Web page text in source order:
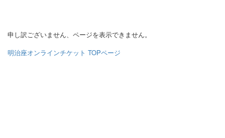
申し訳ございません、ページを表示できません。
明治座オンラインチケット TOPページ